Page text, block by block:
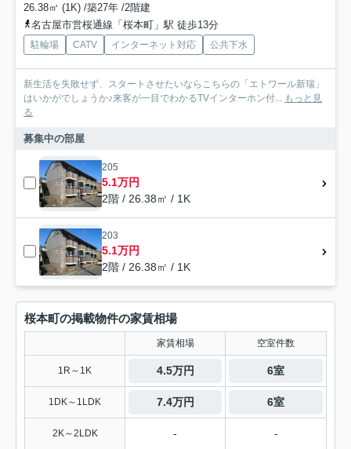
26.38㎡ (1K) /築27年 /2階建
名古屋市営桜通線「桜本町」駅 徒歩13分
駐輪場 CATV インターネット対応 公共下水
新生活を失敗せず、スタートさせたいならこちらの「エトワール新瑞」
はいかがでしょうか♪来客が一目でわかるTVインターホン付... もっと見
る
募集中の部屋
205
5.1万円
2階 / 26.38㎡ / 1K
203
5.1万円
2階 / 26.38㎡ / 1K
桜本町の掲載物件の家賃相場
家賃相場 空室件数
1R～1K 4.5万円 6室
1DK～1LDK 7.4万円 6室
2K～2LDK - -